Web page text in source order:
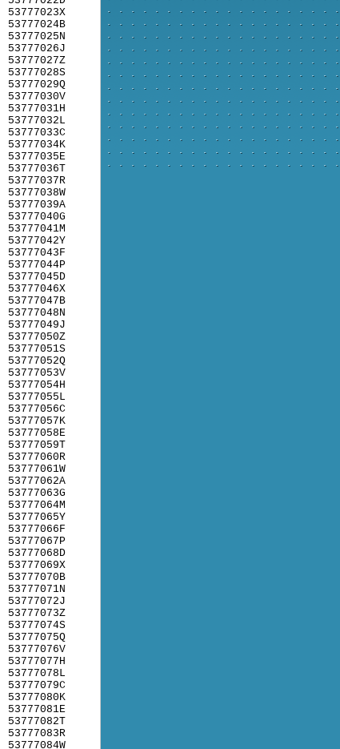
53777023X
53777024B
53777025N
53777026J
53777027Z
53777028S
53777029Q
53777030V
53777031H
53777032L
53777033C
53777034K
53777035E
53777036T
53777037R
53777038W
53777039A
53777040G
53777041M
53777042Y
53777043F
53777044P
53777045D
53777046X
53777047B
53777048N
53777049J
53777050Z
53777051S
53777052Q
53777053V
53777054H
53777055L
53777056C
53777057K
53777058E
53777059T
53777060R
53777061W
53777062A
53777063G
53777064M
53777065Y
53777066F
53777067P
53777068D
53777069X
53777070B
53777071N
53777072J
53777073Z
53777074S
53777075Q
53777076V
53777077H
53777078L
53777079C
53777080K
53777081E
53777082T
53777083R
53777084W